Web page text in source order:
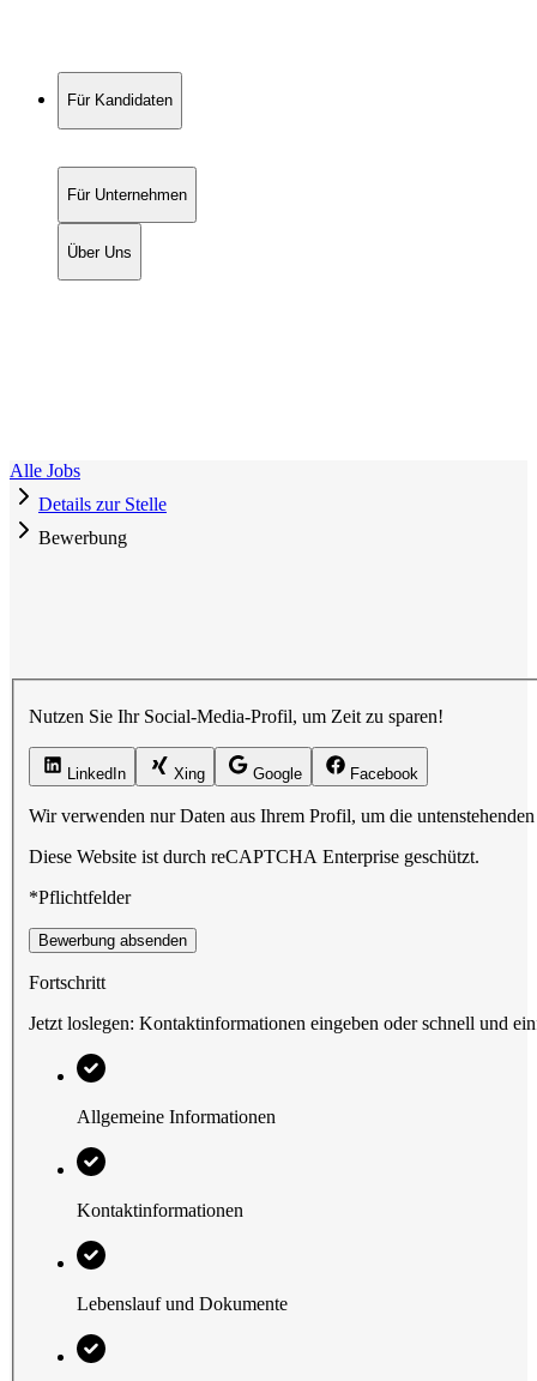
Für Kandidaten
Für Unternehmen
Über Uns
Alle Jobs
Details zur Stelle
Bewerbung
Nutzen Sie Ihr Social-Media-Profil, um Zeit zu sparen!
LinkedIn Xing Google Facebook
Wir verwenden nur Daten aus Ihrem Profil, um die
Diese Website ist durch reCAPTCHA Enterprise geschützt.
*Pflichtfelder
Bewerbung absenden
Fortschritt
Jetzt loslegen: Kontaktinformationen eingeben oder schnell und
Allgemeine Informationen
Kontaktinformationen
Lebenslauf und Dokumente